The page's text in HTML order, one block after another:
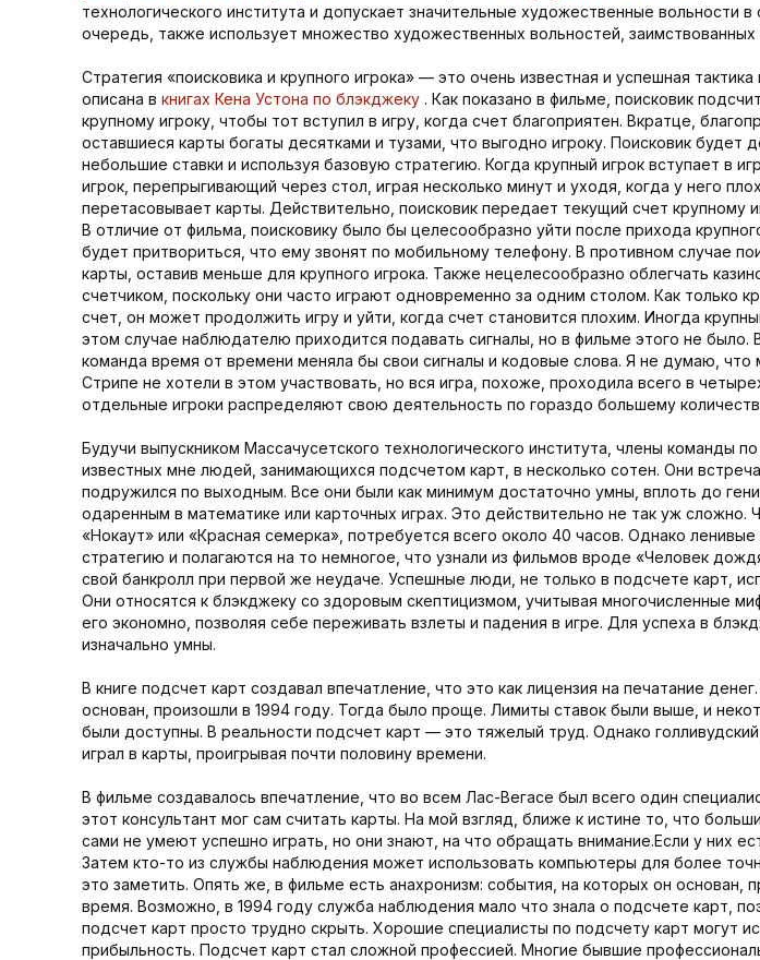
технологического института и допускает значительные художественные вольности
очередь, также использует множество художественных вольностей, заимствованных
Стратегия «поисковика и крупного игрока» — это очень известная и успешная
описана в книгах Кена Устона по блэкджеку. Как показано в фильме, поисковик
крупному игроку, чтобы тот вступил в игру, когда счет благоприятен. Вкратце,
оставшиеся карты богаты десятками и тузами, что выгодно игроку. Поисковик будет
небольшие ставки и используя базовую стратегию. Когда крупный игрок вступает в
игрок, перепрыгивающий через стол, играя несколько минут и уходя, когда у него
перетасовывает карты. Действительно, поисковик передает текущий счет крупному
В отличие от фильма, поисковику было бы целесообразно уйти после прихода
будет притвориться, что ему звонят по мобильному телефону. В противном случае
карты, оставив меньше для крупного игрока. Также нецелесообразно облегчать
счетчиком, поскольку они часто играют одновременно за одним столом. Как только
счет, он может продолжить игру и уйти, когда счет становится плохим. Иногда
этом случае наблюдателю приходится подавать сигналы, но в фильме этого не было.
команда время от времени меняла бы свои сигналы и кодовые слова. Я не думаю, что
Стрипе не хотели в этом участвовать, но вся игра, похоже, проходила всего в
отдельные игроки распределяют свою деятельность по гораздо большему
Будучи выпускником Массачусетского технологического института, члены команды
известных мне людей, занимающихся подсчетом карт, в несколько сотен. Они
подружился по выходным. Все они были как минимум достаточно умны, вплоть до
одаренным в математике или карточных играх. Это действительно не так уж
«Нокаут» или «Красная семерка», потребуется всего около 40 часов. Однако
стратегию и полагаются на то немногое, что узнали из фильмов вроде «Человек
свой банкролл при первой же неудаче. Успешные люди, не только в подсчете карт,
Они относятся к блэкджеку со здоровым скептицизмом, учитывая многочисленные
его экономно, позволяя себе переживать взлеты и падения в игре. Для успеха в
изначально умны.
В книге подсчет карт создавал впечатление, что это как лицензия на печатание
основан, произошли в 1994 году. Тогда было проще. Лимиты ставок были выше, и
были доступны. В реальности подсчет карт — это тяжелый труд. Однако
играл в карты, проигрывая почти половину времени.
В фильме создавалось впечатление, что во всем Лас-Вегасе был всего один
этот консультант мог сам считать карты. На мой взгляд, ближе к истине то, что
сами не умеют успешно играть, но они знают, на что обращать внимание.Если у них
Затем кто-то из службы наблюдения может использовать компьютеры для более
это заметить. Опять же, в фильме есть анахронизм: события, на которых он
время. Возможно, в 1994 году служба наблюдения мало что знала о подсчете карт,
подсчет карт просто трудно скрыть. Хорошие специалисты по подсчету карт могут
прибыльность. Подсчет карт стал сложной профессией. Многие бывшие